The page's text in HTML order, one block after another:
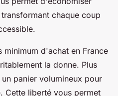
chaque coup
minimum d'achat en France
la donne. Plus
panier volumineux pour
Cette liberté vous permet